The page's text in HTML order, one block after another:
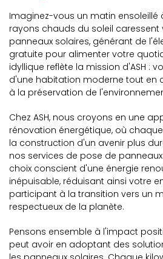
Imaginez-vous un matin ensoleillé
rayons chauds du soleil
panneaux solaires, générant de
gratuite pour alimenter votre
idyllique reflète la mission d'ASH :
d'une habitation moderne tout en
à la préservation de
Chez ASH, nous croyons en une
rénovation énergétique, où
la construction d'un avenir plus
nos services de pose de
choix conscient d'une énergie
inépuisable, réduisant ainsi votre
participant à la transition vers un
respectueux de la planète.
Pensons ensemble à l'impact
peut avoir en adoptant des